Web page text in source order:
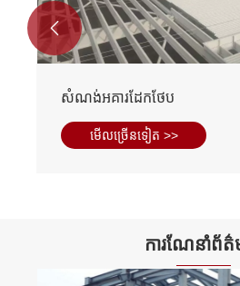
សំណង់អគារដែកថែប
មើល​ច្រើន​ទៀត >>

ការណែនាំព័ត៌